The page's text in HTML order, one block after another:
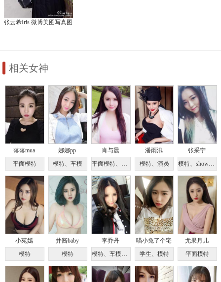
张云希Iris 微博美图写真图
相关女神
落落mua
平面模特
娜娜pp
模特、车模
肖与晨
平面模特、演员
潘雨汛
模特、演员
张采宁
模特、showgirl
小苑嫣
模特
井酱baby
模特
李乔丹
模特、车模、主持人
喵小兔了个宅
学生、模特
尤果月儿
平面模特